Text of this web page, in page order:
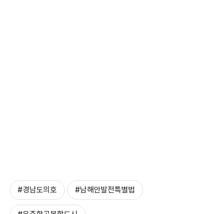
#경남도의호 #남해안발전특별법